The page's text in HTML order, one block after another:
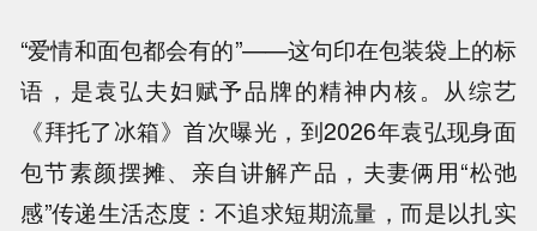
“爱情和面包都会有的”——这句印在包装袋上的标
语，是袁弘夫妇赋予品牌的精神内核。从综艺
《拜托了冰箱》首次曝光，到2026年袁弘现身面
包节素颜摆摊、亲自讲解产品，夫妻俩用“松弛
感”传递生活态度：不追求短期流量，而是以扎实